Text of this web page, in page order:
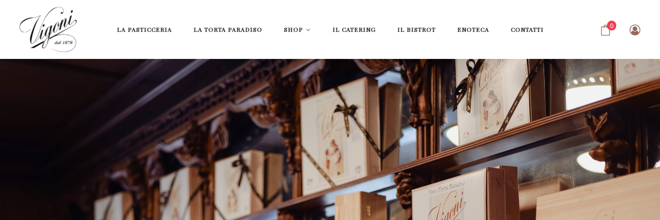
LA PASTICCERIA LA TORTA PARADISO SHOP IL CATERING IL BISTROT ENOTECA CONTATTI 0
No products in the cart.